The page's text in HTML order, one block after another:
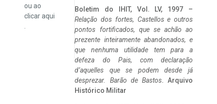
ou ao
clicaraqui
Boletim do IHIT, Vol. LV, 1997 –
Relação dos fortes, Castellos e outros
pontos fortificados, que se achão ao
prezente inteiramente abandonados, e
que nenhuma utilidade tem para a
defeza do Pais, com declaração
d’aquelles que se podem desde já
desprezar. Barão de Bastos. Arquivo
Histórico Militar